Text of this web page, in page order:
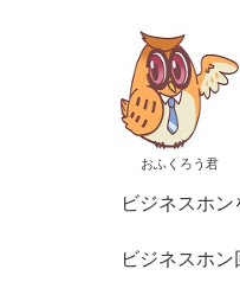
おふくろう君
ビジネスホ
ビジネスホ